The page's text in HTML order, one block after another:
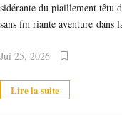
sidérante du piaillement têtu
sans fin riante aventure dans
Jui 25, 2026
Lire la suite